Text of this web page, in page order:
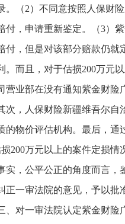
。（2）不同意按照人保财
付，申请重新鉴定。（3）
付，但是对该部分赔款仍就
。而且，对于估损200万元
营业部在没有通知紫金财险
次，人保财险新疆维吾尔自
的物价评估机构。最后，通
200万元以上的案件定损情
实，公平公正的角度而言，
正一审法院的意见，予以批
、对一审法院认定紫金财险